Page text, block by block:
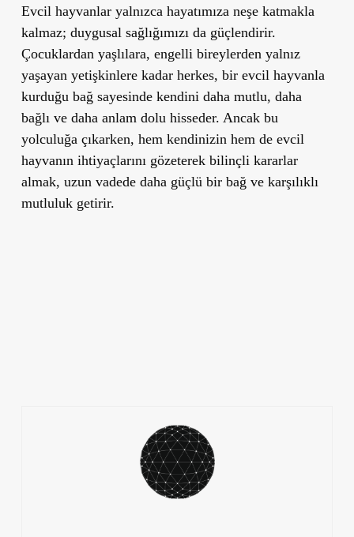
Evcil hayvanlar yalnızca hayatımıza neşe katmakla
kalmaz; duygusal sağlığımızı da güçlendirir.
Çocuklardan yaşlılara, engelli bireylerden yalnız
yaşayan yetişkinlere kadar herkes, bir evcil hayvanla
kurduğu bağ sayesinde kendini daha mutlu, daha
bağlı ve daha anlam dolu hisseder. Ancak bu
yolculuğa çıkarken, hem kendinizin hem de evcil
hayvanın ihtiyaçlarını gözeterek bilinçli kararlar
almak, uzun vadede daha güçlü bir bağ ve karşılıklı
mutluluk getirir.